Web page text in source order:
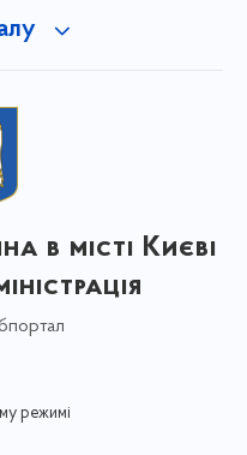
в місті Києві
режимі